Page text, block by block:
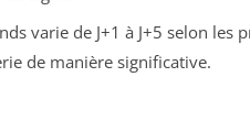
varie de J+1 à J+5 selon les
de manière significative.